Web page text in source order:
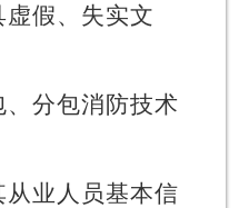
虚假、失实文
、分包消防技术
从业人员基本信